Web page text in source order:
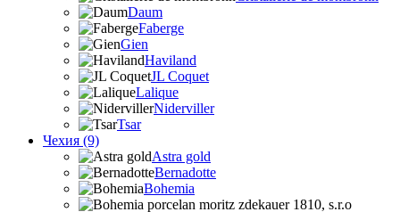
Daum
Faberge
Gien
Haviland
JL Coquet
Lalique
Niderviller
Tsar
Чехия (9)
Astra gold
Bernadotte
Bohemia